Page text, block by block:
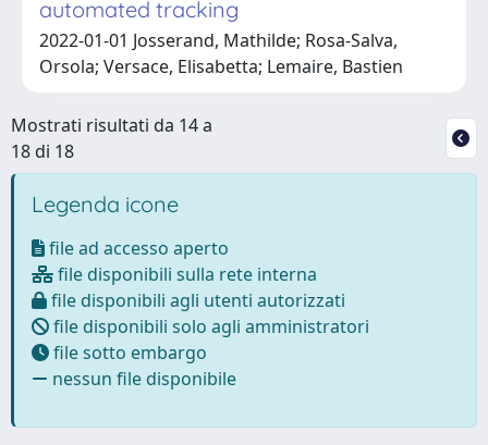
automated tracking
2022-01-01 Josserand, Mathilde; Rosa-Salva,
Orsola; Versace, Elisabetta; Lemaire, Bastien
Mostrati risultati da 14 a
18 di 18
Legenda icone
file ad accesso aperto
file disponibili sulla rete interna
file disponibili agli utenti autorizzati
file disponibili solo agli amministratori
file sotto embargo
nessun file disponibile